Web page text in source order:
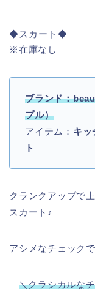
◆スカート◆
※在庫なし
ブランド：
プル）
アイテム： キッ
ト
クランクアップで
スカート♪
アシメなチェック
＼クラシカルな